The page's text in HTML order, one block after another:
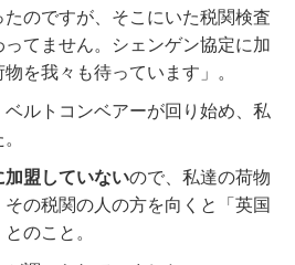
のですが、そこにいた税関検査
てません。シェンゲン協定に加
を我々も待っています」。
ルトコンベアーが回り始め、私
盟していないので、私達の荷物
の税関の人の方を向くと「英国
のこと。